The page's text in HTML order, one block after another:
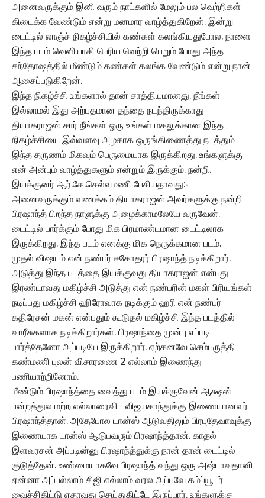
அனைவருக்கும் இனி வரும் நாட்களில் மேலும் பல வெற்றிகள்
கிடைக்க வேண்டும் என்று மனமார வாழ்த்துகிறேன். இன்று
டைட்டில் லாஞ்ச் நிகழ்ச்சியில் கண்கள் கலங்கியதுபோல. நாளை
இந்த படம் வெளியாகி பெரிய வெற்றி பெறும் போது அந்த
சந்தோஷத்தில் மீண்டும் கண்கள் கலங்க வேண்டும் என்று நான்
ஆசைப்படுகிறேன்.
இந்த நிகழ்ச்சி உங்களால் தான் சாத்தியமானது. நீங்கள்
இல்லாமல் இது அற்புதமான தந்தை நடந்திருக்காது
தியாகராஜன் சார் நீங்கள் ஒரு உங்கள் மகலுக்கான இந்த
நிகழ்ச்சியை இவ்வளவு அழகாக ஒருங்கிணைத்து நடத்தும்
இந்த தருணம் மிகவும் பெருமையாக இருக்கிறது. உங்களுக்கு
என் அன்பும் வாழ்த்துகளும் என்றும் இருக்கும். நன்றி.
இயக்குனர் ஆர்.கே.செல்வமணி பேசியதாவது:-
அனைவருக்கும் வணக்கம் தியாகராஜன் அவர்களுக்கு நன்றி
பிரஷாந்த் பிறந்த நாளுக்கு அழைக்காமலேயே வருவேன்.
டைட்டில் பார்க்கும் போது மிக பிரமாண்டமான டைட்டிலாக
இருக்கிறது. இந்த படம் எனக்கு மிக நெருக்கமான படம்.
முதல் விஷயம் என் நண்பர் சகோதரர் பிரஷாந்த் நடிக்கிறார்.
அடுத்து இந்த படத்தை இயக்குவது தியாகராஜன் என்பது
இரண்டாவது மகிழ்ச்சி அடுத்து என் நண்பரின் மகள் பிரியங்கள்
நடிப்பது மகிழ்ச்சி ஹிரோவாக நடிக்கும் ஹரி என் நண்பர்
கதிரேசன் மகன் என்பதும் கூடுதல் மகிழ்ச்சி இந்த படத்தில்
வாரீசுகளாக நடிக்கிறார்கள். பிரஷாந்தை முன்பு எப்படி
பார்த்தேனோ அப்படியே இருக்கிறார். ஏற்கனவே செம்பருத்தி
கண்மணி புலன் விசாரணை 2 எல்லாம் இணைந்து
பணியாற்றினோம்.
மீண்டும் பிரஷாந்த்தை வைத்து படம் இயக்குவேன் ஆக்ஷன்
பன்றத்துல மற்ற எல்லாரைவிட விஜயகாந்துக்கு இணையானவர்
பிரஷாந்த்தான். அதேபோல டான்ஸ் ஆடுவதிலும் பிரபுதேவாவுக்கு
இணையாக டான்ஸ் ஆடுபவரும் பிரஷாந்த்தான். காதல்
இளவரசன் அப்படின்னு பிரஷாந்த்துக்கு நான் தான் டைட்டில்
குடுத்தேன். உண்மையாகவே பிரஷாந்த் வந்து ஒரு அஷ்டாவதானி
ஏன்னா அப்பல்லாம் சிஜி எல்லாம் வரல அப்பவே கம்ப்யூடர்
வைச்சிகிட்டு ஏதாவது செய்துகிட்டே இருப்பார். உங்களுக்கு